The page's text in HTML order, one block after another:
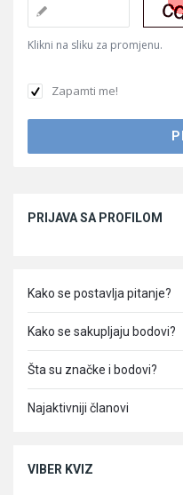
Klikni na sliku za promjenu.
Zapamti me!
PRIJAVA SA PROFILOM
Kako se postavlja pitanje?
Kako se sakupljaju bodovi?
Šta su značke i bodovi?
Najaktivniji članovi
VIBER KVIZ